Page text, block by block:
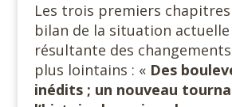
Les trois premiers
bilan de la situation actuelle
résultante des
plus lointains : « Des
inédits ; un nouveau